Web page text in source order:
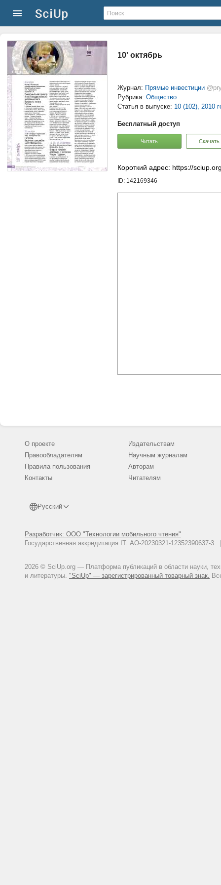
10' октябрь
Журнал: Прямые инвестиции
Рубрика: Общество
Статья в выпуске: 10 (102), 2010
Бесплатный доступ
Читать Скачать
Короткий адрес: https://
ID: 142169346
О проекте
Правообладателям
Правила пользования
Контакты
Русский
Разработчик: ООО "Технологии мобильного чтения"
Государственная аккредитация IT: АО-20230321-
2026 © SciUp.org — Платформа публикаций в области науки,
и литературы. "SciUp" — зарегистрированный товарный знак.
Издательствам
Научным журналам
Авторам
Читателям